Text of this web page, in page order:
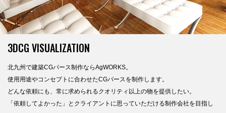
3DCG VISUALIZATION
北九州で建築CGパース制作ならAgWORKS。
使用用途やコンセプトに合わせたCGパースを制作します。
どんな依頼にも、常に求められるクオリティ以上の物を提供したい。
「依頼してよかった」とクライアントに思っていただける制作会社を目指し